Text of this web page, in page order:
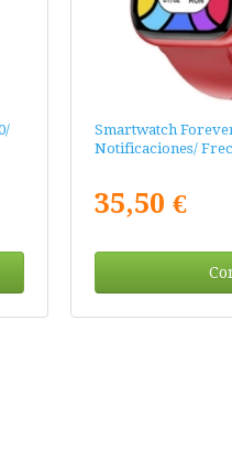
Smartwatch
Notificaciones/
35,50 €